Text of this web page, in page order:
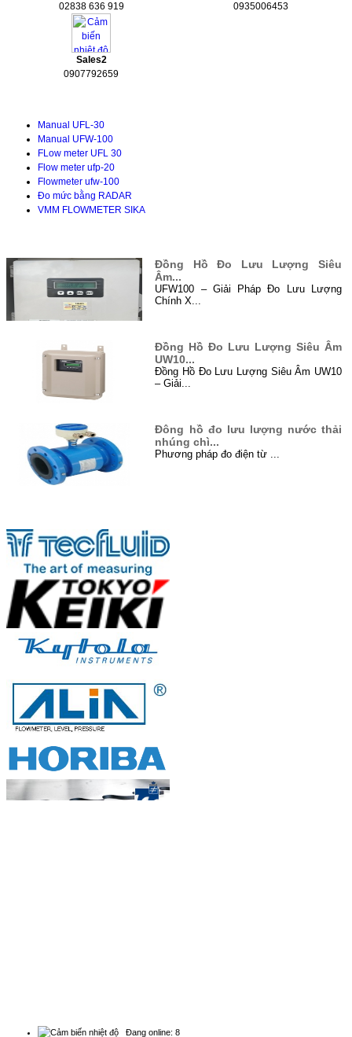
02838 636 919
0935006453
Sales2
0907792659
Manual UFL-30
Manual UFW-100
FLow meter UFL 30
Flow meter ufp-20
Flowmeter ufw-100
Đo mức bằng RADAR
VMM FLOWMETER SIKA
Đồng Hồ Đo Lưu Lượng Siêu
Âm...
UFW100 – Giải Pháp Đo Lưu Lượng
Chính X...
Đồng Hồ Đo Lưu Lượng Siêu Âm
UW10...
Đồng Hồ Đo Lưu Lượng Siêu Âm UW10
– Giải...
Đông hồ đo lưu lượng nước thải
nhúng chì...
Phương pháp đo điện từ ...
Siêu âm là gì? Siêu âm là sóng cơ
học...
Xử lý nước thải ở Việt Nam...
I. Đôi điều về xử lý nước thải ...
đo lưu lư...
Đồng hồ đo lưu lượng, thiết bị
thống kê ...
Đồng hồ đo lưu lượng dùng để thống kế,
đ...
Đồng hồ đo lưu lượng nước thải kênh
Đang online: 8